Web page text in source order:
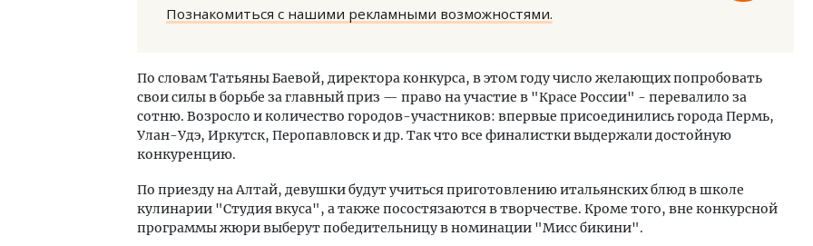
Познакомиться с нашими рекламными возможностями.
По словам Татьяны Баевой, директора конкурса, в этом году число желающих попробовать
свои силы в борьбе за главный приз — право на участие в "Красе России" - перевалило за
сотню. Возросло и количество городов-участников: впервые присоединились города Пермь,
Улан-Удэ, Иркутск, Перопавловск и др. Так что все финалистки выдержали достойную
конкуренцию.
По приезду на Алтай, девушки будут учиться приготовлению итальянских блюд в школе
кулинарии "Студия вкуса", а также посостязаются в творчестве. Кроме того, вне конкурсной
программы жюри выберут победительницу в номинации "Мисс бикини".
стандартом благоустройства
оставаться на плаву, когда рынок
штормит